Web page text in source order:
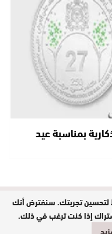
بمناسبة عيد
لتحسين تجربتك. سنفترض أنك
إذا كنت ترغب في ذلك.